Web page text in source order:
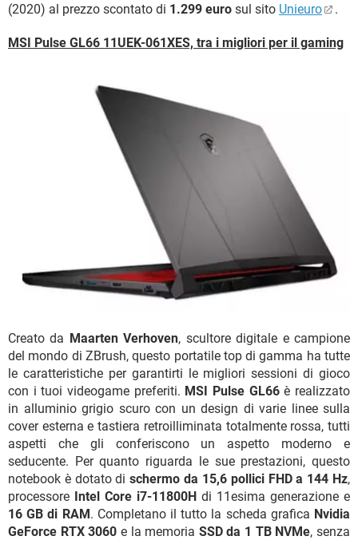
(2020) al prezzo scontato di 1.299 euro sul sito Unieuro .
MSI Pulse GL66 11UEK-061XES, tra i migliori per il gaming
Creato da Maarten Verhoven, scultore digitale e campione
del mondo di ZBrush, questo portatile top di gamma ha tutte
le caratteristiche per garantirti le migliori sessioni di gioco
con i tuoi videogame preferiti. MSI Pulse GL66è realizzato
in alluminio grigio scuro con un design di varie linee sulla
cover esterna e tastiera retroilliminata totalmente rossa, tutti
aspetti che gli conferiscono un aspetto moderno e
seducente. Per quanto riguarda le sue prestazioni, questo
notebook è dotato dischermo da 15,6 pollici FHD a 144 Hz,
processore Intel Core i7-11800H di 11esima generazione e
16 GB di RAM. Completano il tutto la scheda grafica Nvidia
GeForce RTX 3060 e la memoria SSD da 1 TB NVMe, senza